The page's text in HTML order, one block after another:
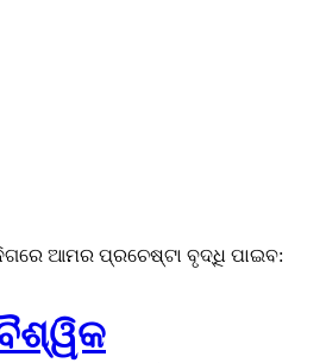
ଆମର ପ୍ରଚେଷ୍ଟା ବୃଦ୍ଧି ପାଇବ: